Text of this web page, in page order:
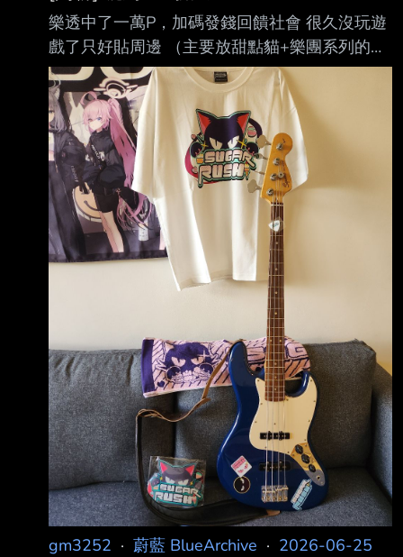
樂透中了一萬P，加碼發錢回饋社會 很久沒玩遊
戲了只好貼周邊 （主要放甜點貓+樂團系列的）
記得是國際服開的樂團部合作：
https://i.mopix.cc/l1getK.jpg （官方的衣服版型
有點寬，後來看很多人都改穿同人的比較好看）
https://i.mopix.cc/6WBduN.jpg 這一期最喜歡的
毛巾，顏色印得看起來像海報了，夠大也很適合
拿去live舉 https://i.mopix.cc/PXjXSk.jpg Sony合
作的耳機組，在日本二手店買的，剛好退稅扣下
來比網路價划算（但還是蠻貴
gm3252 · 蔚藍 BlueArchive · 2026-06-25